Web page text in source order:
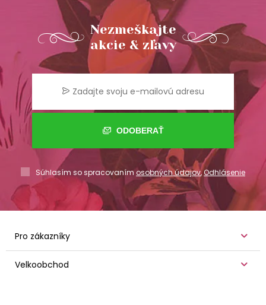
Nezmeškajte
akcie & zľavy
ODOBERAŤ
Súhlasím so spracovaním osobných údajov,Odhlásenie
Pro zákazníky
Velkoobchod